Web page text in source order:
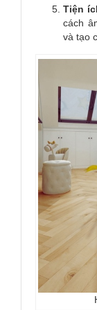
Tiện
cách
và tạo